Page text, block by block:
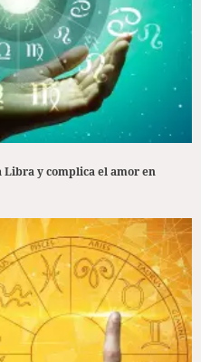
Libra y complica el amor en